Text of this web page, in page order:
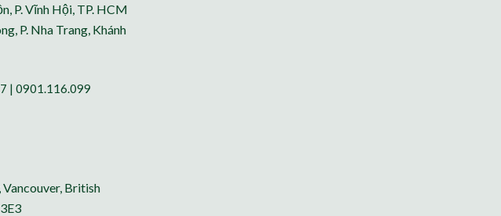
P. Vĩnh Hội, TP. HCM
P. Nha Trang, Khánh
| 0901.116.099
British